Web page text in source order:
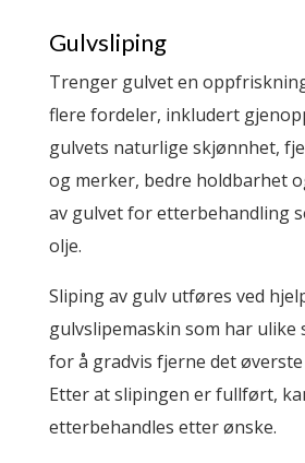
Gulvsliping
Trenger gulvet en
flere fordeler, inkludert
gulvets naturlige skjønnhet,
og merker, bedre holdbarhet
av gulvet for etterbehandling
olje.
Sliping av gulv utføres ved
gulvslipemaskin som har ulike
for å gradvis fjerne det
Etter at slipingen er fullført,
etterbehandles etter ønske.